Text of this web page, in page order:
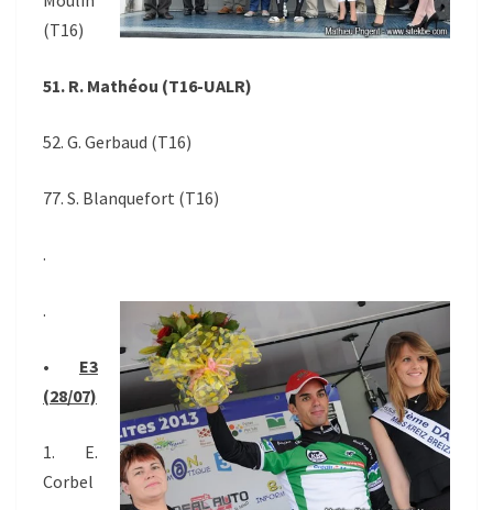
(T16)
51. R. Mathéou (T16-UALR)
52. G. Gerbaud (T16)
77. S. Blanquefort (T16)
.
.
• E3
(28/07)
1. E.
Corbel